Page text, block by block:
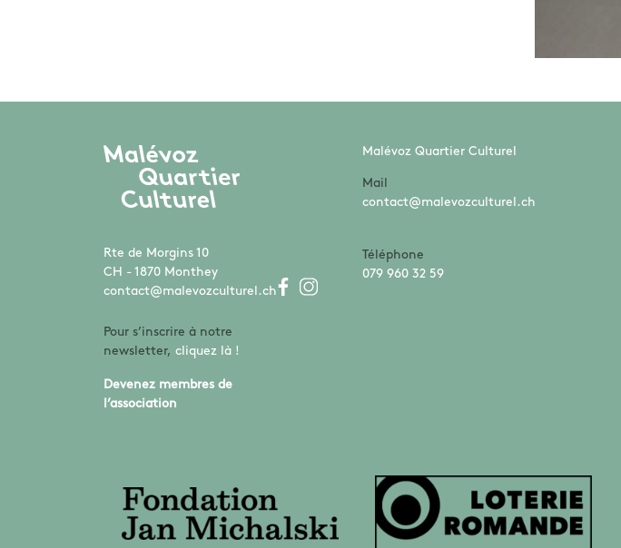
Rte de Morgins 10
CH - 1870 Monthey
contact@malevozculturel.ch
Pour s’inscrire à notre
newsletter, cliquez là !
Devenez membres de
l’association
Malévoz Quartier Culturel
Mail
contact@malevozculturel.ch
Téléphone
079 960 32 59